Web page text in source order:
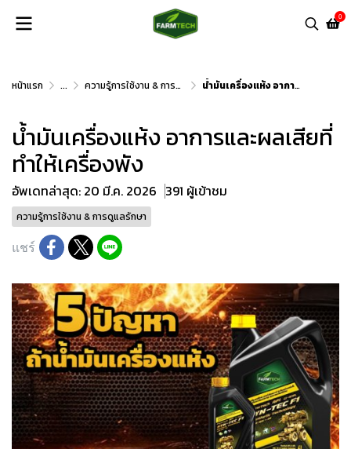
0
หน้าแรก ... ความรู้การใช้งาน & การดูแลรักษา น้ำมันเครื่องแห้ง อาการและผลเสียที่ทำให้เครื่องพัง
น้ำมันเครื่องแห้ง อาการและผลเสียที่
ทำให้เครื่องพัง
อัพเดทล่าสุด: 20 มี.ค. 2026 391 ผู้เข้าชม
ความรู้การใช้งาน & การดูแลรักษา
แชร์